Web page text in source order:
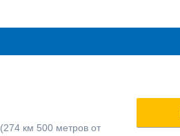
(274 км 500 метров от